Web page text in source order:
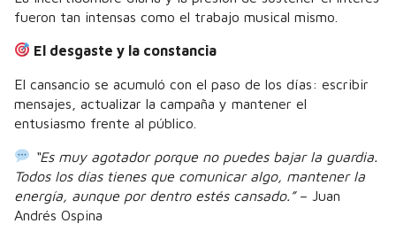
fueron tan intensas como el trabajo musical mismo.
El desgaste y la constancia
El cansancio se acumuló con el paso de los días: escribir
mensajes, actualizar la campaña y mantener el
entusiasmo frente al público.
“Es muy agotador porque no puedes bajar la guardia.
Todos los días tienes que comunicar algo, mantener la
energía, aunque por dentro estés cansado.”– Juan
Andrés Ospina